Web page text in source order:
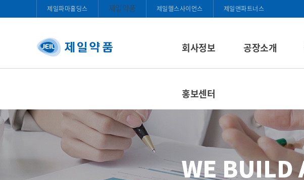
제일파마홀딩스 제일약품 제일헬스사이언스 제일앤파트너스
회사정보 공장소개
홍보센터